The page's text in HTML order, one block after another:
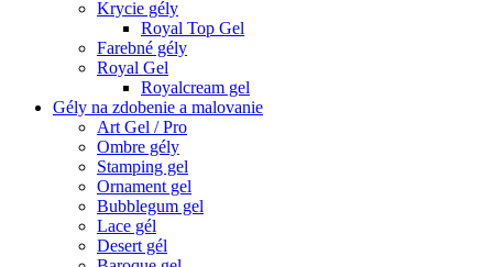
Krycie gély
Royal Top Gel
Farebné gély
Royal Gel
Royalcream gel
Gély na zdobenie a malovanie
Art Gel / Pro
Ombre gély
Stamping gel
Ornament gel
Bubblegum gel
Lace gél
Desert gél